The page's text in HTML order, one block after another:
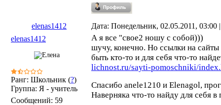
elenas1412
Дата: Понедельник, 02.05.2011,
elenas1412
Ранг: Школьник (?)
Группа: Я - учитель
Сообщений: 59
А я все "свое2 ношу с собой)))
шучу, конечно. Но ссылки на
быть кто-то и для себя что-то
lichnost.ru/sayti-pomoschniki/
Спасибо anele1210 и Elenagol,
Наверняка что-то найду для себя